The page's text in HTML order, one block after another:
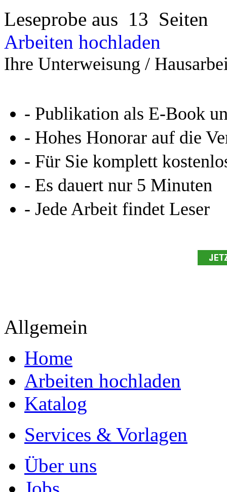
Leseprobe aus 13 Seiten
Arbeiten hochladen
Ihre Unterweisung /
- Publikation als E-Book
- Hohes Honorar auf die
- Für Sie komplett
- Es dauert nur 5 Minuten
- Jede Arbeit findet Leser
Allgemein
Home
Arbeiten hochladen
Katalog
Services & Vorlagen
Über uns